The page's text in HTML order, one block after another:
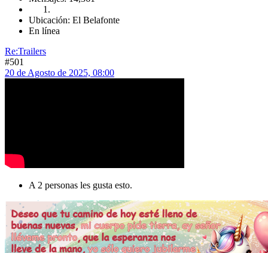
Ubicación: El Belafonte
En línea
Re:Trailers
#501
20 de Agosto de 2025, 08:00
A 2 personas les gusta esto.